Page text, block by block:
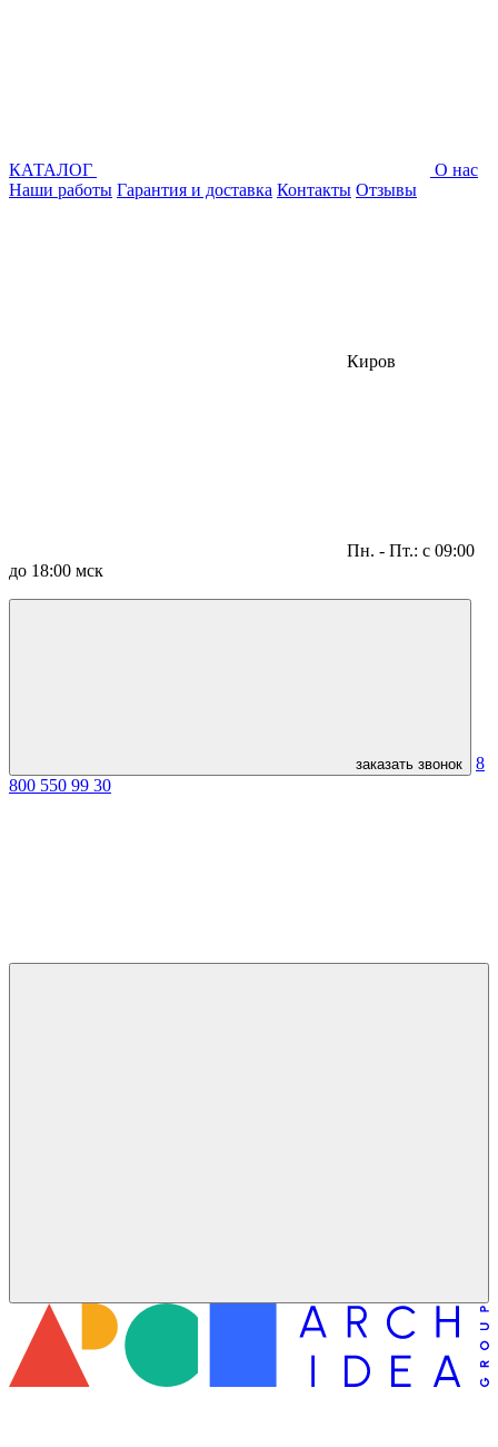
КАТАЛОГ
О нас
Наши работы Гарантия и доставка Контакты Отзывы
Киров
Пн. - Пт.: с 09:00
до 18:00 мск
заказать звонок
8
800 550 99 30